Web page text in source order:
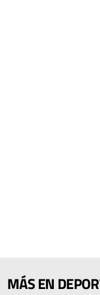
MÁS EN